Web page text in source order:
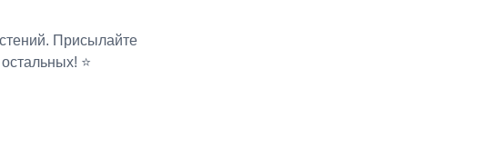
Присылайте
⭐